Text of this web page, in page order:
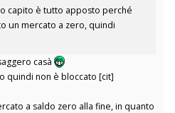
capito è tutto apposto perché
un mercato a zero, quindi
casà
quindi non è bloccato [cit]
a saldo zero alla fine, in quanto